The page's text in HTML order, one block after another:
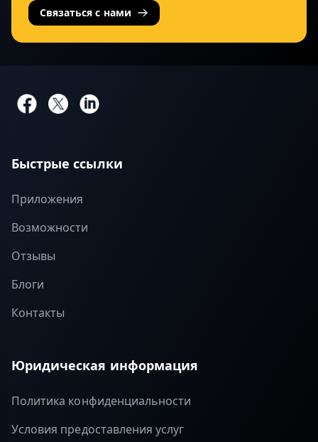
Связаться с нами
Быстрые ссылки
Приложения
Возможности
Отзывы
Блоги
Контакты
Юридическая информация
Политика конфиденциальности
Условия предоставления услуг